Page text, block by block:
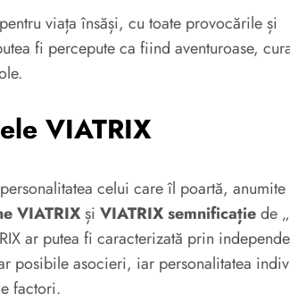
viața însăși, cu toate provocările și
fi percepute ca fiind aventuroase,
VIATRIX
celui care îl poartă, anumite
VIATRIXși VIATRIX semnificațiede
ar putea fi caracterizată prin
posibile asocieri, iar personalitatea
factori.